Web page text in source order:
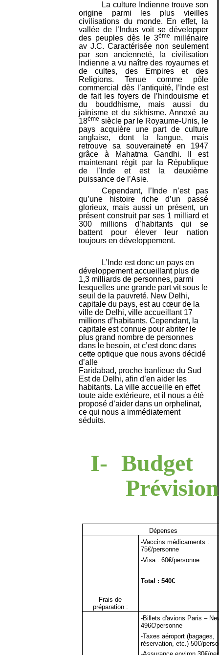
La culture Indienne trouve son
origine parmi les plus vieilles
civilisations du monde. En effet, la
vallée de l’Indus voit se développer
des peuples dès le 3ème
millénaire
av J.C. Caractérisée non seulement
par son ancienneté, la civilisation
Indienne a vu naître des royaumes et
de cultes, des Empires et des
Religions. Tenue comme pôle
commercial dès l’antiquité, l’Inde est
de fait les foyers de l’hindouisme et
du bouddhisme, mais aussi du
jaïnisme et du sikhisme. Annexé au
18ème siècle par le Royaume-Unis, le
pays acquière une part de culture
anglaise, dont la langue, mais
retrouve sa souveraineté en 1947
grâce à Mahatma Gandhi. Il est
maintenant régit par la République
de l’Inde et est la deuxième
puissance de l’Asie.
Cependant, l’Inde n’est pas
qu’une histoire riche d’un passé
glorieux, mais aussi un présent, un
présent construit par ses 1 milliard et
300 millions d’habitants qui se
battent pour élever leur nation
toujours en développement.
L’Inde est donc un pays en
développement accueillant plus de
1,3 milliards de personnes, parmi
lesquelles une grande part vit sous le
seuil de la pauvreté. New Delhi,
capitale du pays, est au cœur de la
ville de Delhi, ville accueillant 17
millions d’habitants. Cependant, la
capitale est connue pour abriter le
plus grand nombre de personnes
dans le besoin, et c’est donc dans
cette optique que nous avons décidé
d’alle
Faridabad, proche banlieue du Sud
Est de Delhi, afin d’en aider les
habitants. La ville accueille en effet
toute aide extérieure, et il nous a été
proposé d’aider dans un orphelinat,
ce qui nous a immédiatement
séduits.
I- Budget
Dépenses
Frais de
préparation :
-Vaccins médicaments :
75€/personne
-Visa : 60€/personne
Total : 540€
-Billets d'avions Paris –
496€/personne
-Taxes aéroport (bagages,
réservation, etc.) 50€/